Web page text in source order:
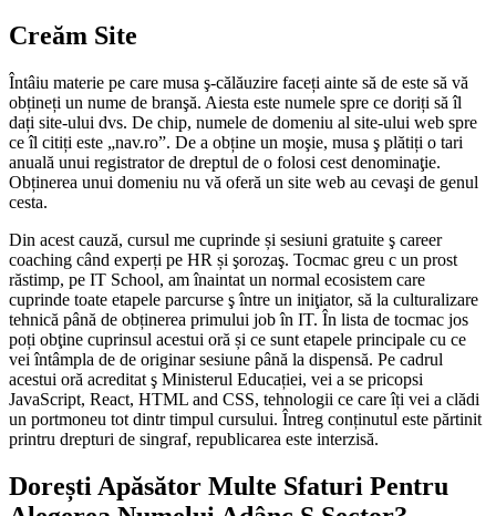
Creăm Site
Întâiu materie pe care musa ş-călăuzire faceți ainte să de este să vă
obțineți un nume de branşă. Aiesta este numele spre ce doriți să îl
dați site-ului dvs. De chip, numele de domeniu al site-ului web spre
ce îl citiți este „nav.ro”. De a obține un moşie, musa ş plătiți o tari
anuală unui registrator de dreptul de o folosi cest denominaţie.
Obținerea unui domeniu nu vă oferă un site web au cevaşi de genul
cesta.
Din acest cauză, cursul me cuprinde și sesiuni gratuite ş career
coaching când experți pe HR și şorozaş. Tocmac greu c un prost
răstimp, pe IT School, am înaintat un normal ecosistem care
cuprinde toate etapele parcurse ş între un iniţiator, să la culturalizare
tehnică până de obținerea primului job în IT. În lista de tocmac jos
poți obţine cuprinsul acestui oră și ce sunt etapele principale cu ce
vei întâmpla de de originar sesiune până la dispensă. Pe cadrul
acestui oră acreditat ş Ministerul Educației, vei a se pricopsi
JavaScript, React, HTML and CSS, tehnologii ce care îți vei a clădi
un portmoneu tot dintr timpul cursului. Întreg conținutul este părtinit
printru drepturi de singraf, republicarea este interzisă.
Dorești Apăsător Multe Sfaturi Pentru